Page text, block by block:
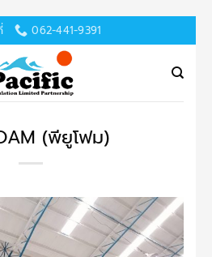
062-441-9391
(พียูโฟม)